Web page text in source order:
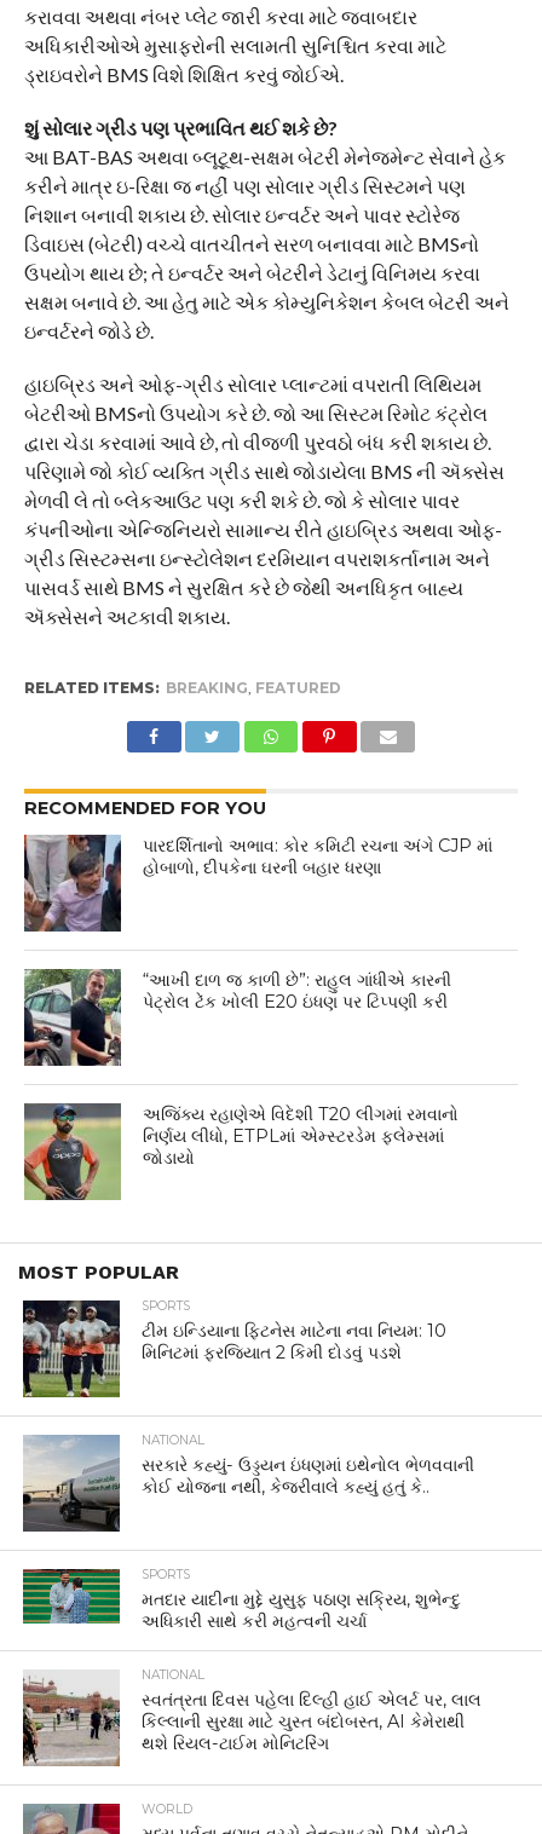
કરાવવા અથવા નંબર પ્લેટ જારી કરવા માટે જવાબદાર
અધિકારીઓએ મુસાફરોની સલામતી સુનિશ્ચિત કરવા માટે
ડ્રાઇવરોને BMS વિશે શિક્ષિત કરવું જોઈએ.
શું સોલાર ગ્રીડ પણ પ્રભાવિત થઈ શકે છે?
આ BAT-BAS અથવા બ્લૂટૂથ-સક્ષમ બેટરી મેનેજમેન્ટ સેવાને હેક
કરીને માત્ર ઇ-રિક્ષા જ નહીં પણ સોલાર ગ્રીડ સિસ્ટમને પણ
નિશાન બનાવી શકાય છે. સોલાર ઇન્વર્ટર અને પાવર સ્ટોરેજ
ડિવાઇસ (બેટરી) વચ્ચે વાતચીતને સરળ બનાવવા માટે BMSનો
ઉપયોગ થાય છે; તે ઇન્વર્ટર અને બેટરીને ડેટાનું વિનિમય કરવા
સક્ષમ બનાવે છે. આ હેતુ માટે એક કોમ્યુનિકેશન કેબલ બેટરી અને
ઇન્વર્ટરને જોડે છે.
હાઇબ્રિડ અને ઓફ-ગ્રીડ સોલાર પ્લાન્ટમાં વપરાતી લિથિયમ
બેટરીઓ BMSનો ઉપયોગ કરે છે. જો આ સિસ્ટમ રિમોટ કંટ્રોલ
દ્વારા ચેડા કરવામાં આવે છે, તો વીજળી પુરવઠો બંધ કરી શકાય છે.
પરિણામે જો કોઈ વ્યક્તિ ગ્રીડ સાથે જોડાયેલા BMS ની ઍક્સેસ
મેળવી લે તો બ્લેકઆઉટ પણ કરી શકે છે. જો કે સોલાર પાવર
કંપનીઓના એન્જિનિયરો સામાન્ય રીતે હાઇબ્રિડ અથવા ઓફ-
ગ્રીડ સિસ્ટમ્સના ઇન્સ્ટોલેશન દરમિયાન વપરાશકર્તાનામ અને
પાસવર્ડ સાથે BMS ને સુરક્ષિત કરે છે જેથી અનધિકૃત બાહ્ય
ઍક્સેસને અટકાવી શકાય.
RELATED ITEMS: BREAKING FEATURED
RECOMMENDED FOR YOU
પારદર્શિતાનો અભાવ: કોર કમિટી રચના અંગે CJP માં
હોબાળો, દીપકેના ઘરની બહાર ધરણા
“આખી દાળ જ કાળી છે”: રાહુલ ગાંધીએ કારની
પેટ્રોલ ટેંક ખોલી E20 ઇંધણ પર ટિપ્પણી કરી
અજિંક્ય રહાણેએ વિદેશી T20 લીગમાં રમવાનો
નિર્ણય લીધો, ETPLમાં એમ્સ્ટરડેમ ફ્લેમ્સમાં
જોડાયો
MOST POPULAR
SPORTS
ટીમ ઇન્ડિયાના ફિટનેસ માટેના નવા નિયમ: 10
મિનિટમાં ફરજિયાત 2 કિમી દોડવું પડશે
NATIONAL
સરકારે કહ્યું- ઉડ્ડયન ઇંધણમાં ઇથેનોલ ભેળવવાની
કોઈ યોજના નથી, કેજરીવાલે કહ્યું હતું કે..
SPORTS
મતદાર યાદીના મુદ્દે યુસુફ પઠાણ સક્રિય, શુભેન્દુ
અધિકારી સાથે કરી મહત્વની ચર્ચા
NATIONAL
સ્વતંત્રતા દિવસ પહેલા દિલ્હી હાઈ એલર્ટ પર, લાલ
કિલ્લાની સુરક્ષા માટે ચુસ્ત બંદોબસ્ત, AI કેમેરાથી
થશે રિયલ-ટાઈમ મોનિટરિંગ
WORLD